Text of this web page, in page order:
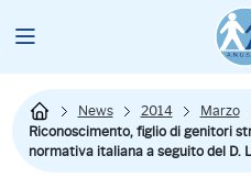
News 2014
Marzo
Riconoscimento, figlio di genitori
normativa italiana a seguito del D.